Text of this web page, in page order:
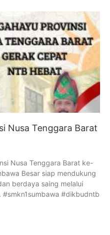
Nusa Tenggara Barat
Nusa Tenggara Barat ke-
Besar siap mendukung
berdaya saing melalui
#dikbudntb